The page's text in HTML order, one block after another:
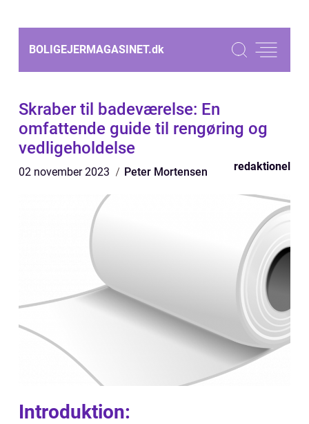
BOLIGEJERMAGASINET.dk
Skraber til badeværelse: En
omfattende guide til rengøring og
vedligeholdelse
02 november 2023 Peter Mortensen redaktionel
Introduktion: